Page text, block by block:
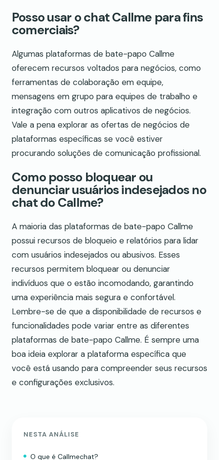
Posso usar o chat Callme para fins
comerciais?
Algumas plataformas de bate-papo Callme
oferecem recursos voltados para negócios, como
ferramentas de colaboração em equipe,
mensagens em grupo para equipes de trabalho e
integração com outros aplicativos de negócios.
Vale a pena explorar as ofertas de negócios de
plataformas específicas se você estiver
procurando soluções de comunicação profissional.
Como posso bloquear ou
denunciar usuários indesejados no
chat do Callme?
A maioria das plataformas de bate-papo Callme
possui recursos de bloqueio e relatórios para lidar
com usuários indesejados ou abusivos. Esses
recursos permitem bloquear ou denunciar
indivíduos que o estão incomodando, garantindo
uma experiência mais segura e confortável.
Lembre-se de que a disponibilidade de recursos e
funcionalidades pode variar entre as diferentes
plataformas de bate-papo Callme. É sempre uma
boa ideia explorar a plataforma específica que
você está usando para compreender seus recursos
e configurações exclusivos.
NESTA ANÁLISE
O que é Callmechat?